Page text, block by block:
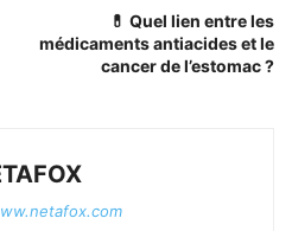
💊 Quel lien entre les
médicaments antiacides et le
cancer de l’estomac ?